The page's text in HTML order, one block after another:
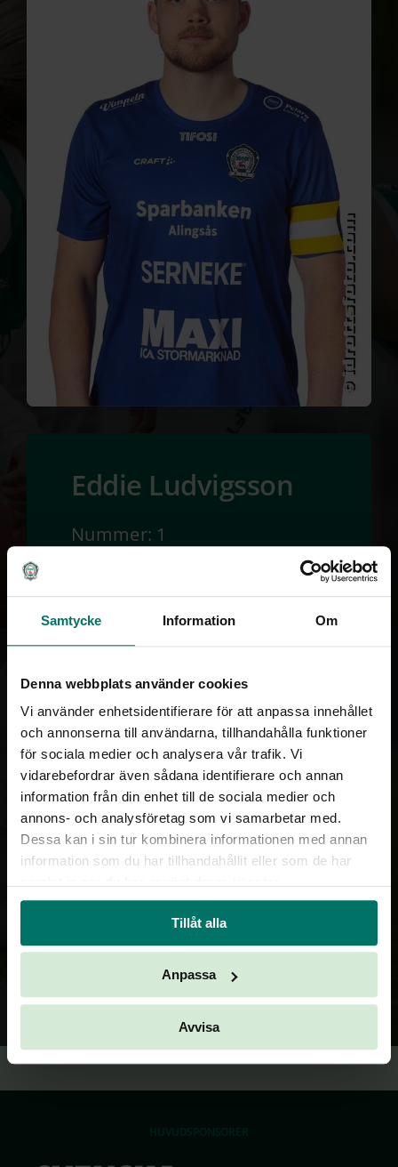
Samtycke Information Om
Denna webbplats använder cookies
Vi använder enhetsidentifierare för att anpassa innehållet
och annonserna till användarna, tillhandahålla funktioner
för sociala medier och analysera vår trafik. Vi
vidarebefordrar även sådana identifierare och annan
information från din enhet till de sociala medier och
annons- och analysföretag som vi samarbetar med.
Dessa kan i sin tur kombinera informationen med annan
information som du har tillhandahållit eller som de har
Tillåt alla
Anpassa
Avvisa
Eddie Ludvigsson
Nummer: 1
Ålder: 27
Längd:
TILLBAKA